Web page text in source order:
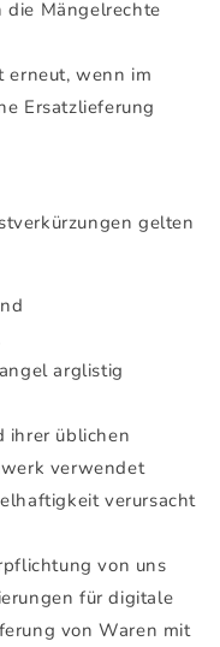
die Mängelrechte
erneut, wenn im
Ersatzlieferung
gelten
arglistig
ihrer üblichen
verwendet
verursacht
von uns
für digitale
von Waren mit